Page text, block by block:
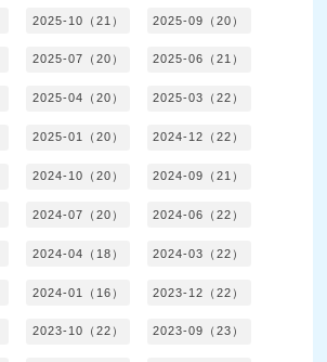
2025-10（21） 2025-09（20）
2025-07（20） 2025-06（21）
2025-04（20） 2025-03（22）
2025-01（20） 2024-12（22）
2024-10（20） 2024-09（21）
2024-07（20） 2024-06（22）
2024-04（18） 2024-03（22）
2024-01（16） 2023-12（22）
2023-10（22） 2023-09（23）